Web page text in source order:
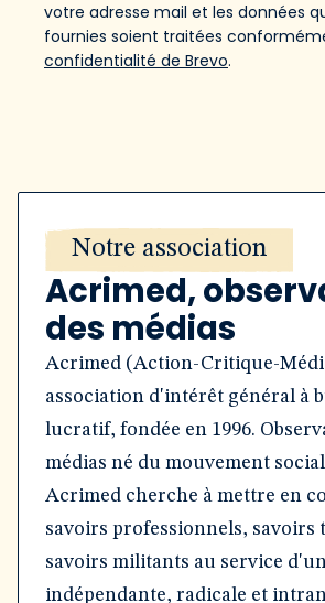
votre adresse mail et les données
fournies soient traitées
confidentialité de Brevo.
Notre association
Acrimed,
des médias
Acrimed (Action-Critique-
association d'intérêt général à
lucratif, fondée en 1996.
médias né du mouvement social
Acrimed cherche à mettre en
savoirs professionnels, savoirs
savoirs militants au service
indépendante, radicale et